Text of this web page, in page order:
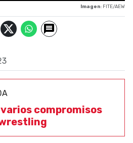
Imagen: FITE/AEW
compromisos